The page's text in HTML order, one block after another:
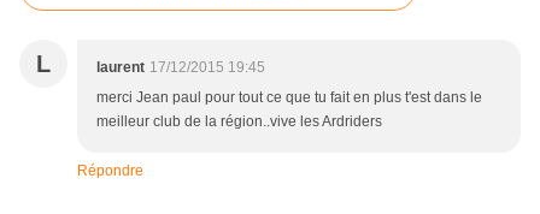
L laurent 17/12/2015 19:45
merci Jean paul pour tout ce que tu fait en plus t'est dans le
meilleur club de la région..vive les Ardriders
Répondre